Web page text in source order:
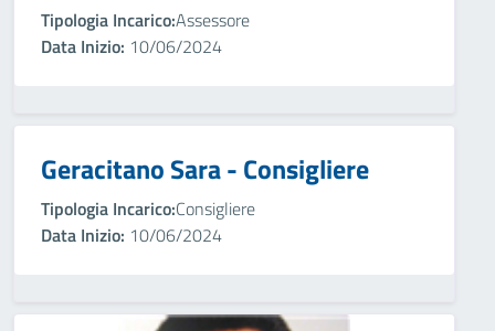
Tipologia Incarico:Assessore
Data Inizio: 10/06/2024
Geracitano Sara - Consigliere
Tipologia Incarico:Consigliere
Data Inizio: 10/06/2024